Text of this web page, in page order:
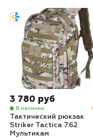
3 780 руб
В наличии
Тактический рюкзак
Striker Tactica 7.62
Мультикам